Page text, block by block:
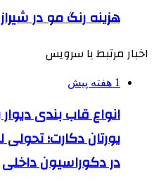
هزینه رنگ مو در
اخبار مرتبط با سرویس
1 هفته پیش
انواع قاب بندی
یورتان دکارت؛
در دکوراسیون داخلی